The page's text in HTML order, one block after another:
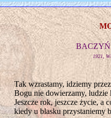
1921,
Tak wzrastamy, idziemy
Bogu nie dowierzamy, ludzie
Jeszcze rok, jeszcze życie, a
kiedy u blasku przystaniemy